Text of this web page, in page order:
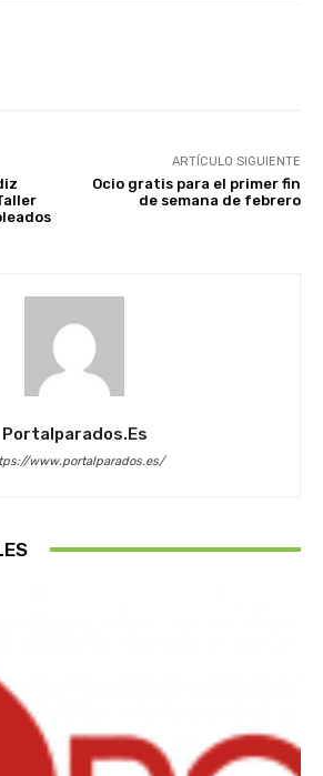
ARTÍCULO SIGUIENTE
Ocio gratis para el primer fin
de semana de febrero
Portalparados.es
www.portalparados.es/